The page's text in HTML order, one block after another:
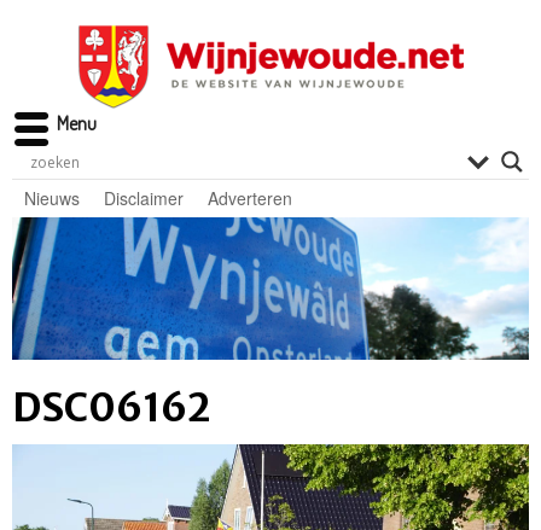
Nieuws Disclaimer Adverteren
DSC06162
Menu